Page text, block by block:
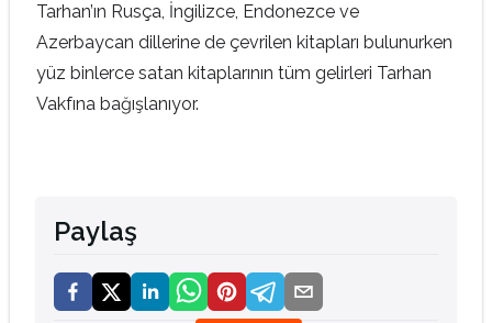
Tarhan’ın Rusça, İngilizce, Endonezce ve
Azerbaycan dillerine de çevrilen kitapları bulunurken
yüz binlerce satan kitaplarının tüm gelirleri Tarhan
Vakfına bağışlanıyor.
Paylaş